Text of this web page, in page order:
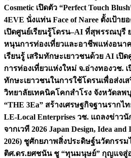
Cosmetic เปิดตัว “Perfect Touch
4EVE นั่งแท่น Face of Naree ตั้งเป้าย
เปิดศูนย์เรียนรู้โดรน–AI ที่สุพรรณบุรี
หนุนการท่องเที่ยวและอาชีพแห่งอนา
เรียนรู้ เสริมทักษะเยาวชนด้วย AI เปิ
การท่องเที่ยวแห่งใหม่ จ.อ่างทองวช.
ทักษะเยาวชนในการใช้โดรนเพื่อส่งเ
วิทยาลัยเทคนิคโคกสำโรง จังหวัดลพ
“THE 3Ea” สร้างเศรษฐกิจฐานรากไ
LE-Local Enterprises วช. แถลงข่าวนั
จากเวที 2026 Japan Design, Idea
2026) ชูศักยภาพสิ่งประดิษฐ์นวัตกรร
ติศ.ดร.ยศชนัน ชู “ทุนมนุษย์” กุญแจสู่อ